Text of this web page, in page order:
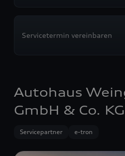
Servicetermin vereinbaren
Autohaus
GmbH & Co. KG
Servicepartner e-tron